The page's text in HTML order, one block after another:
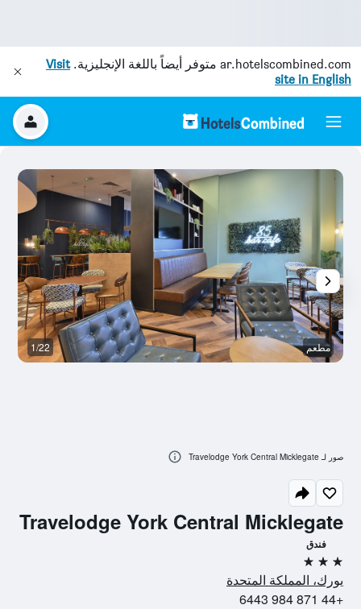
ar.hotelscombined.com متوفر أيضاً باللغة الإنجليزية.Visit
site in English
Travelodge York Central Micklegate
فندق
3 نجوم
يورك، المملكة المتحدة
+44 871 984 6443
مطعم 1/22
صور لـ Travelodge York Central Micklegate